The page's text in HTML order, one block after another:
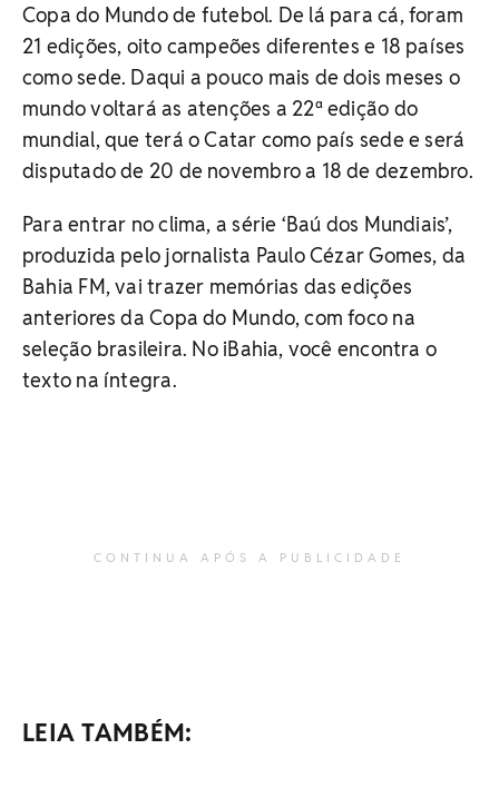
Copa do Mundo de futebol. De lá para cá, foram
21 edições, oito campeões diferentes e 18 países
como sede. Daqui a pouco mais de dois meses o
mundo voltará as atenções a 22ª edição do
mundial, que terá o Catar como país sede e será
disputado de 20 de novembro a 18 de dezembro.
Para entrar no clima, a série ‘Baú dos Mundiais’,
produzida pelo jornalista Paulo Cézar Gomes, da
Bahia FM, vai trazer memórias das edições
anteriores da Copa do Mundo, com foco na
seleção brasileira. No iBahia, você encontra o
texto na íntegra.
CONTINUA APÓS A PUBLICIDADE
LEIA TAMBÉM: